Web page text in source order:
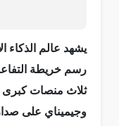
يشهد عالم الذكاء
رسم خريطة
ثلاث منصات
وجيميناي على